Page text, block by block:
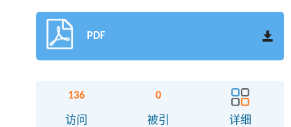
PDF
136
访问
0
被引 详细